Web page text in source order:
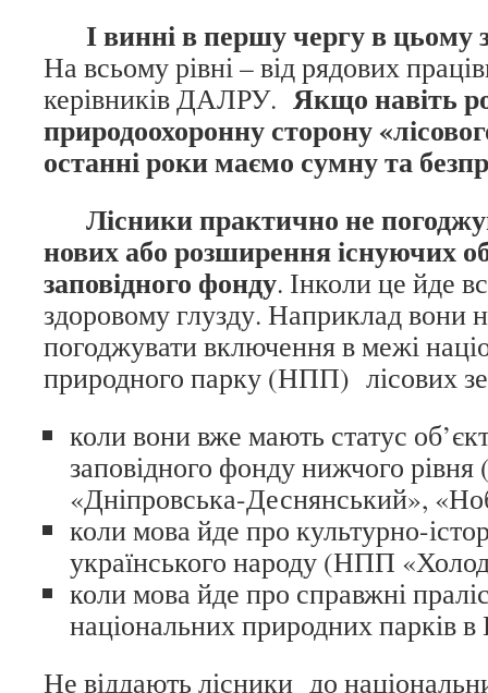
І винні в першу чергу в цьому
На всьому рівні – від рядових
керівників ДАЛРУ. Якщо навіть
природоохоронну сторону
останні роки маємо сумну та
Лісники практично не
нових або розширення існуючих
заповідного фонду. Інколи це йде
здоровому глузду. Наприклад вони
погоджувати включення в межі
природного парку (НПП) лісових
коли вони вже мають статус
заповідного фонду нижчого
«Дніпровська-Деснянський»,
коли мова йде про культурно-
українського народу (НПП
коли мова йде про справжні
національних природних парків в
Не віддають лісники до